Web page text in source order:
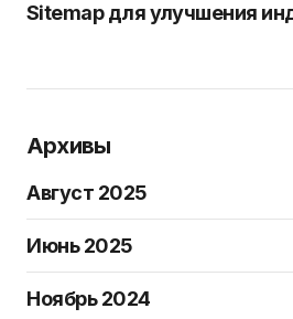
Sitemap для улучшения
Архивы
Август 2025
Июнь 2025
Ноябрь 2024